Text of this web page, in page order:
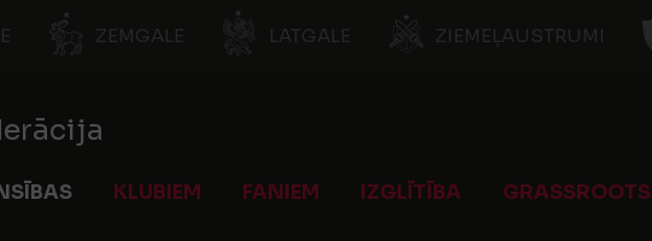
ZEMGALE LATGALE ZIEMEĻAUSTRUMI
KLUBIEM FANIEM IZGLĪTĪBA GRASSROOTS